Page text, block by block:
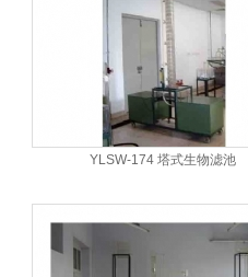
YLSW-174 塔式生物滤池